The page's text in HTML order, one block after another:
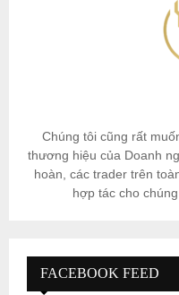
Chúng tôi cũng rất
thương hiệu của Doanh
hoàn, các trader trên
hợp tác cho
FACEBOOK FEED